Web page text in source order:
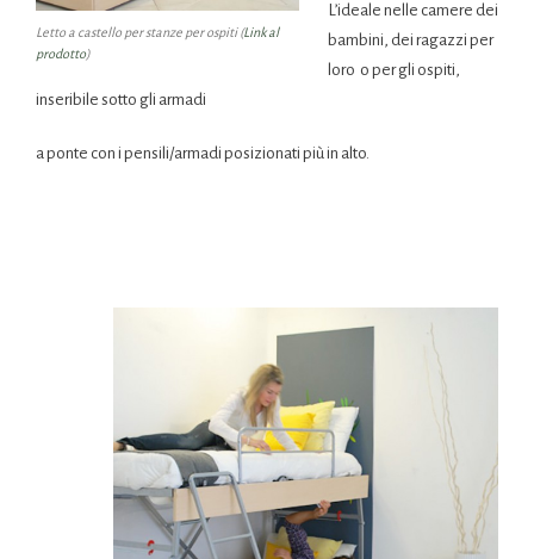
Letto a castello per stanze per ospiti (Link al
prodotto)
L’ideale nelle camere dei
bambini, dei ragazzi per
loro o per gli ospiti,
inseribile sotto gli armadi
a ponte con i pensili/armadi posizionati più in alto.